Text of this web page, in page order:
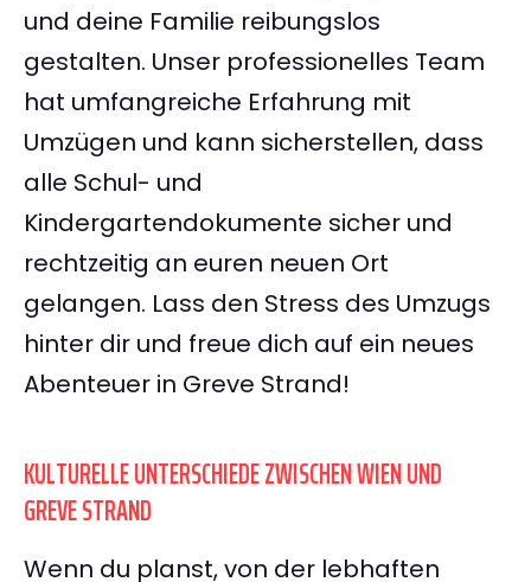
und deine Familie reibungslos
gestalten. Unser professionelles Team
hat umfangreiche Erfahrung mit
Umzügen und kann sicherstellen, dass
alle Schul- und
Kindergartendokumente sicher und
rechtzeitig an euren neuen Ort
gelangen. Lass den Stress des Umzugs
hinter dir und freue dich auf ein neues
Abenteuer in Greve Strand!
KULTURELLE UNTERSCHIEDE ZWISCHEN WIEN UND
GREVE STRAND
Wenn du planst, von der lebhaften